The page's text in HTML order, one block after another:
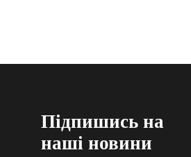
Підпишись на
наші новини